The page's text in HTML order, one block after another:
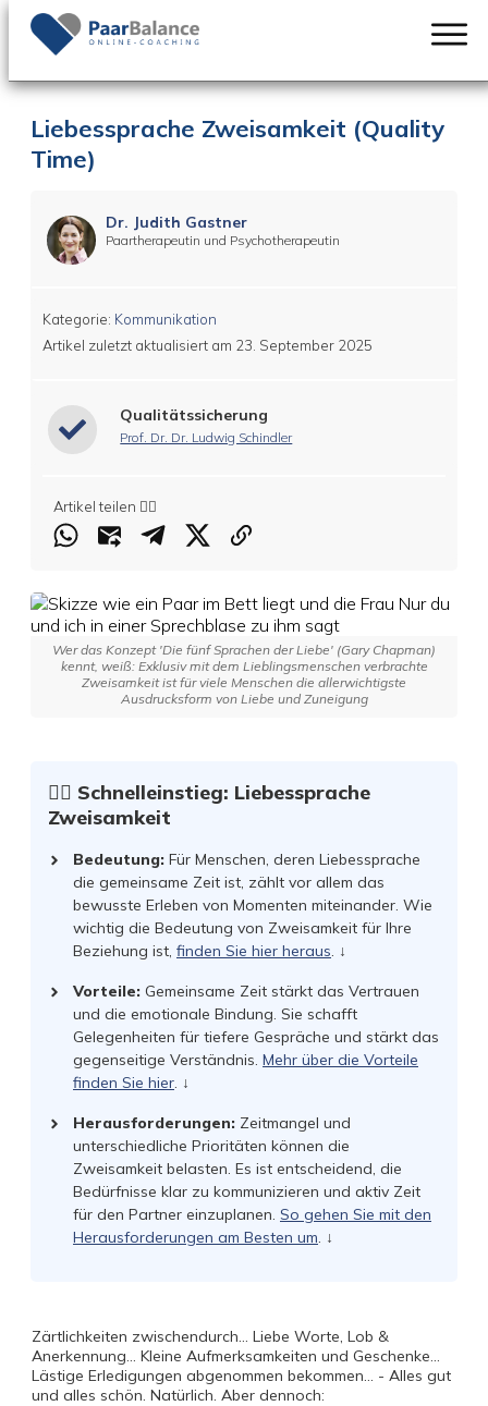
Liebessprache Zweisamkeit (Quality
Time)
Dr. Judith Gastner
Paartherapeutin und Psychotherapeutin
Kategorie: Kommunikation
Artikel zuletzt aktualisiert am 23. September 2025
Qualitätssicherung
Prof. Dr. Dr. Ludwig Schindler
Artikel teilen 👇🏻
Wer das Konzept 'Die fünf Sprachen der Liebe' (Gary Chapman)
kennt, weiß: Exklusiv mit dem Lieblingsmenschen verbrachte
Zweisamkeit ist für viele Menschen die allerwichtigste
Ausdrucksform von Liebe und Zuneigung
☝🏻 Schnelleinstieg: Liebessprache
Zweisamkeit
Bedeutung: Für Menschen, deren Liebessprache
die gemeinsame Zeit ist, zählt vor allem das
bewusste Erleben von Momenten miteinander. Wie
wichtig die Bedeutung von Zweisamkeit für Ihre
Beziehung ist, finden Sie hier heraus. ↓
Vorteile: Gemeinsame Zeit stärkt das Vertrauen
und die emotionale Bindung. Sie schafft
Gelegenheiten für tiefere Gespräche und stärkt das
gegenseitige Verständnis. Mehr über die Vorteile
finden Sie hier. ↓
Herausforderungen: Zeitmangel und
unterschiedliche Prioritäten können die
Zweisamkeit belasten. Es ist entscheidend, die
Bedürfnisse klar zu kommunizieren und aktiv Zeit
für den Partner einzuplanen. So gehen Sie mit den
Herausforderungen am Besten um. ↓
Zärtlichkeiten zwischendurch... Liebe Worte, Lob &
Anerkennung... Kleine Aufmerksamkeiten und Geschenke...
Lästige Erledigungen abgenommen bekommen... - Alles gut
und alles schön. Natürlich. Aber dennoch: